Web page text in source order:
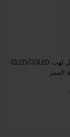
12LED/33LED ضوء الحديقة الشمسي خارجي مقاوم للماء مشاعل لهب
الممر